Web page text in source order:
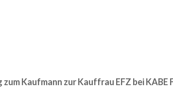
Kaufmann zur Kauffrau EFZ bei KABE